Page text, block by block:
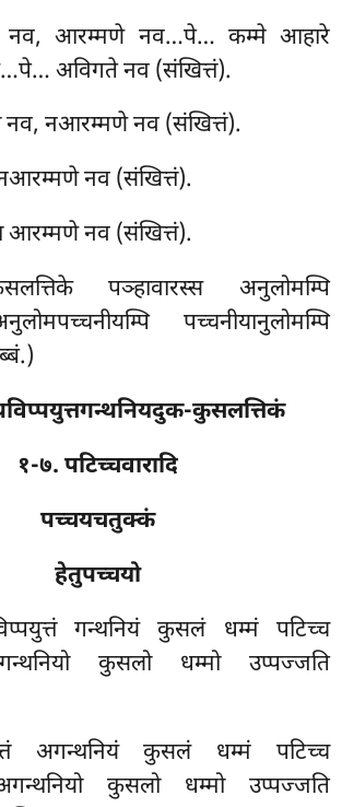
नव, आरम्मणे नव…पे… कम्मे आहारे
अविगते नव (संखित्तं).
नव, नआरम्मणे नव (संखित्तं).
नव (संखित्तं).
आरम्मणे नव (संखित्तं).
पञ्हावारस्स अनुलोमम्पि
पच्चनीयानुलोमम्पि
कुसलत्तिकं
१-७. पटिच्चवारादि
पच्चयचतुक्कं
हेतुपच्चयो
गन्थनियं कुसलं धम्मं पटिच्च
गन्थनियो कुसलो धम्मो उप्पज्जति
अगन्थनियं कुसलं धम्मं पटिच्च
अगन्थनियो कुसलो धम्मो उप्पज्जति